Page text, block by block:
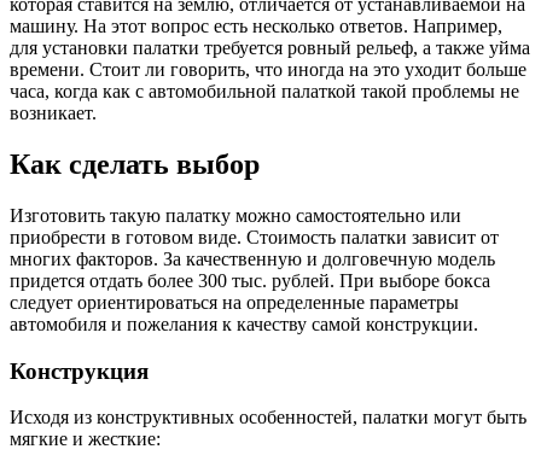
которая ставится на землю, отличается от устанавливаемой на
машину. На этот вопрос есть несколько ответов. Например,
для установки палатки требуется ровный рельеф, а также уйма
времени. Стоит ли говорить, что иногда на это уходит больше
часа, когда как с автомобильной палаткой такой проблемы не
возникает.
Как сделать выбор
Изготовить такую палатку можно самостоятельно или
приобрести в готовом виде. Стоимость палатки зависит от
многих факторов. За качественную и долговечную модель
придется отдать более 300 тыс. рублей. При выборе бокса
следует ориентироваться на определенные параметры
автомобиля и пожелания к качеству самой конструкции.
Конструкция
Исходя из конструктивных особенностей, палатки могут быть
мягкие и жесткие: